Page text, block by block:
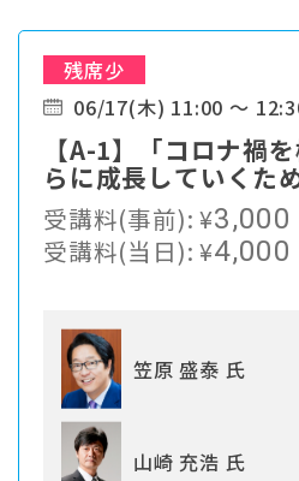
残席少
06/17(木) 11:00 ～
【A-1】「コロナ禍
らに成長していくた
くり」
受講料(事前):¥3,000
受講料(当日):¥4,000
笠原 盛泰 氏
山崎 充浩 氏